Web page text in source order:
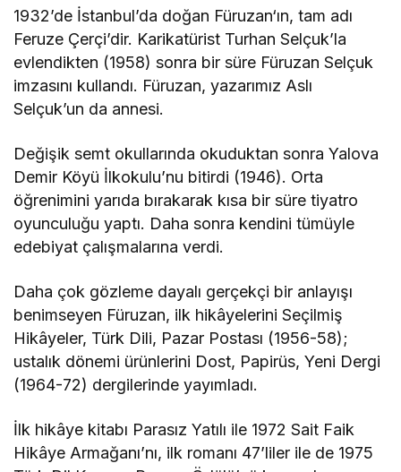
1932’de İstanbul’da doğan Füruzan‘ın, tam adı
Feruze Çerçi’dir. Karikatürist Turhan Selçuk’la
evlendikten (1958) sonra bir süre Füruzan Selçuk
imzasını kullandı. Füruzan, yazarımız Aslı
Selçuk’un da annesi.
Değişik semt okullarında okuduktan sonra Yalova
Demir Köyü İlkokulu’nu bitirdi (1946). Orta
öğrenimini yarıda bırakarak kısa bir süre tiyatro
oyunculuğu yaptı. Daha sonra kendini tümüyle
edebiyat çalışmalarına verdi.
Daha çok gözleme dayalı gerçekçi bir anlayışı
benimseyen Füruzan, ilk hikâyelerini Seçilmiş
Hikâyeler, Türk Dili, Pazar Postası (1956-58);
ustalık dönemi ürünlerini Dost, Papirüs, Yeni Dergi
(1964-72) dergilerinde yayımladı.
İlk hikâye kitabı Parasız Yatılı ile 1972 Sait Faik
Hikâye Armağanı’nı, ilk romanı 47’liler ile de 1975